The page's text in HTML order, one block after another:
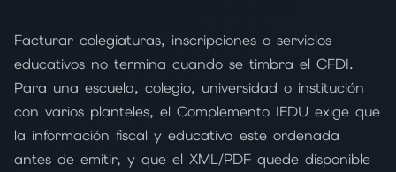
Facturar colegiaturas, inscripciones o servicios
educativos no termina cuando se timbra el CFDI.
Para una escuela, colegio, universidad o institución
con varios planteles, el Complemento IEDU exige que
la información fiscal y educativa este ordenada
antes de emitir, y que el XML/PDF quede disponible